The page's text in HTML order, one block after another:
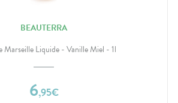
BEAUTERRA
Marseille Liquide - Vanille Miel - 1l
6,95€